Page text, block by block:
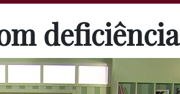
deficiência